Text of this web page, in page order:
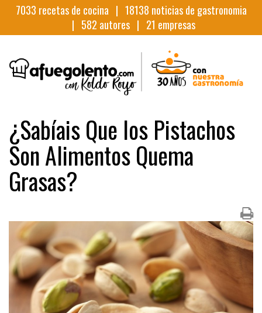
7033 recetas de cocina | 18138 noticias de gastronomia
| 582 autores | 21 empresas
¿Sabíais Que los Pistachos
Son Alimentos Quema
Grasas?